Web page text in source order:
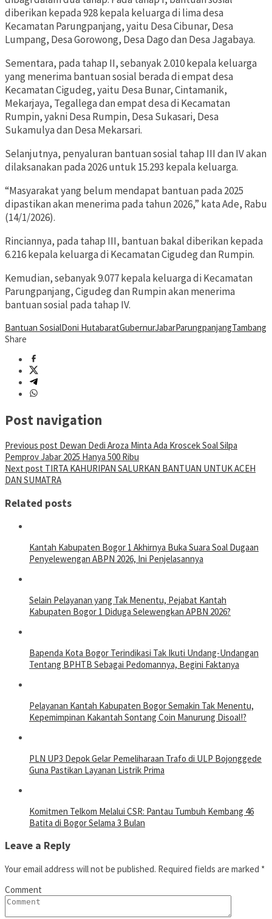
diberikan kepada 928 kepala keluarga di lima desa
Kecamatan Parungpanjang, yaitu Desa Cibunar, Desa
Lumpang, Desa Gorowong, Desa Dago dan Desa Jagabaya.
Sementara, pada tahap II, sebanyak 2.010 kepala keluarga
yang menerima bantuan sosial berada di empat desa
Kecamatan Cigudeg, yaitu Desa Bunar, Cintamanik,
Mekarjaya, Tegallega dan empat desa di Kecamatan
Rumpin, yakni Desa Rumpin, Desa Sukasari, Desa
Sukamulya dan Desa Mekarsari.
Selanjutnya, penyaluran bantuan sosial tahap III dan IV akan
dilaksanakan pada 2026 untuk 15.293 kepala keluarga.
“Masyarakat yang belum mendapat bantuan pada 2025
dipastikan akan menerima pada tahun 2026,” kata Ade, Rabu
(14/1/2026).
Rinciannya, pada tahap III, bantuan bakal diberikan kepada
6.216 kepala keluarga di Kecamatan Cigudeg dan Rumpin.
Kemudian, sebanyak 9.077 kepala keluarga di Kecamatan
Parungpanjang, Cigudeg dan Rumpin akan menerima
bantuan sosial pada tahap IV.
Bantuan SosialDoni HutabaratGubernurJabarParungpanjangTambang
Share
Post navigation
Previous post Dewan Dedi Aroza Minta Ada Kroscek Soal Silpa
Pemprov Jabar 2025 Hanya 500 Ribu
Next post TIRTA KAHURIPAN SALURKAN BANTUAN UNTUK ACEH
DAN SUMATRA
Related posts
Kantah Kabupaten Bogor 1 Akhirnya Buka Suara Soal Dugaan
Penyelewengan ABPN 2026, Ini Penjelasannya
Selain Pelayanan yang Tak Menentu, Pejabat Kantah
Kabupaten Bogor 1 Diduga Selewengkan APBN 2026?
Bapenda Kota Bogor Terindikasi Tak Ikuti Undang-Undangan
Tentang BPHTB Sebagai Pedomannya, Begini Faktanya
Pelayanan Kantah Kabupaten Bogor Semakin Tak Menentu,
Kepemimpinan Kakantah Sontang Coin Manurung Disoal!?
PLN UP3 Depok Gelar Pemeliharaan Trafo di ULP Bojonggede
Guna Pastikan Layanan Listrik Prima
Komitmen Telkom Melalui CSR: Pantau Tumbuh Kembang 46
Batita di Bogor Selama 3 Bulan
Leave a Reply
Your email address will not be published. Required fields are marked *
Comment